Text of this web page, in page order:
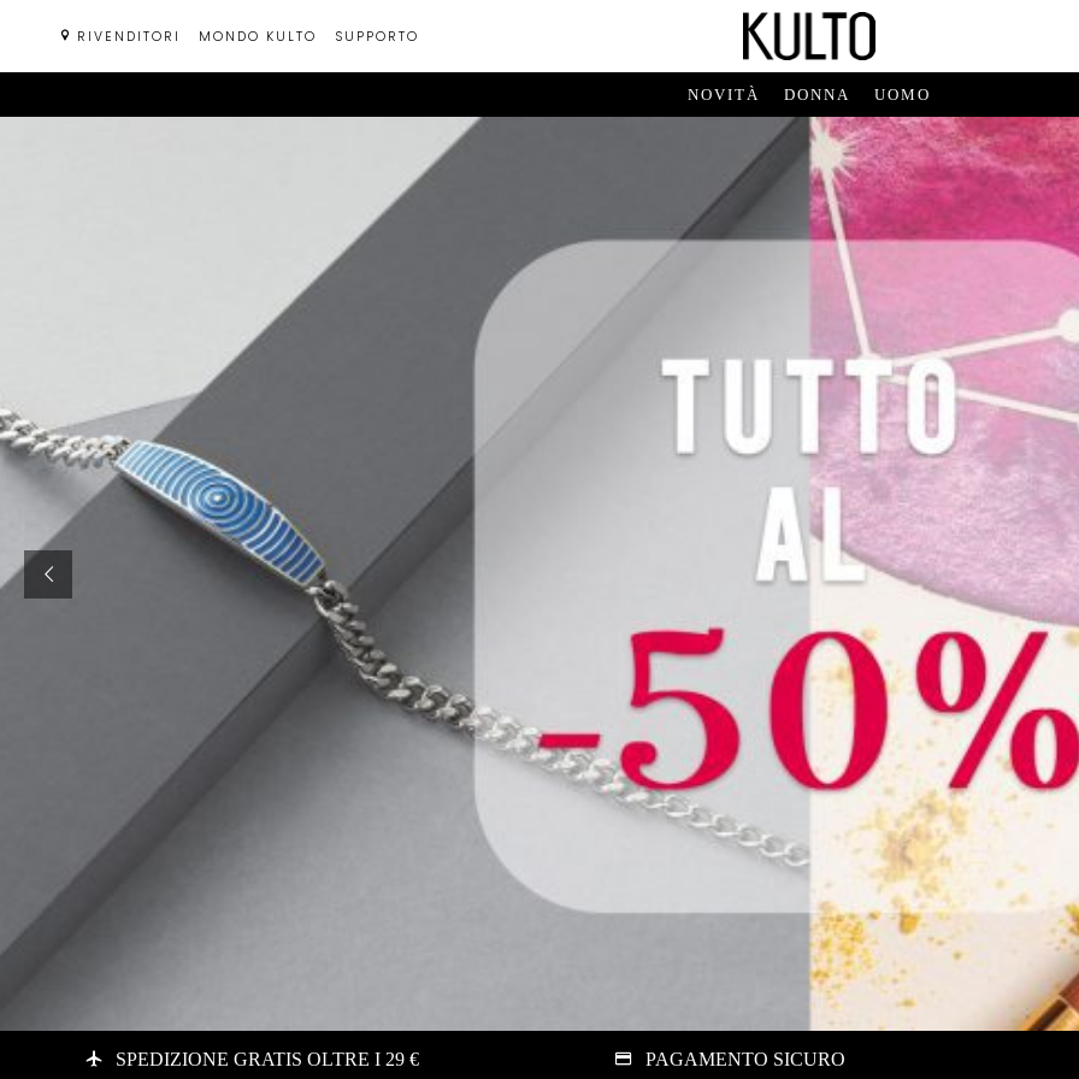
RIVENDITORI MONDO KULTO SUPPORTO
NOVITÀ DONNA UOMO
SPEDIZIONE GRATIS OLTRE I 29 € PAGAMENTO SICURO